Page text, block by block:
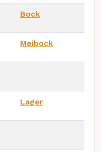
Bock
Meibock
Lager